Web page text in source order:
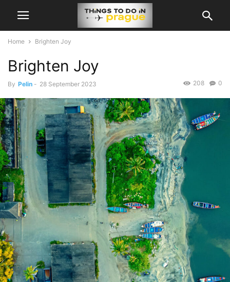
Home Brighten Joy
Brighten Joy
By Pelin - 28 September 2023 0
208